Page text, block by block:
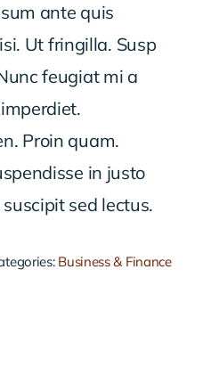
ante quis
Ut fringilla. Susp
feugiat mi a
Proin quam.
in justo
sed lectus.
Business & Finance